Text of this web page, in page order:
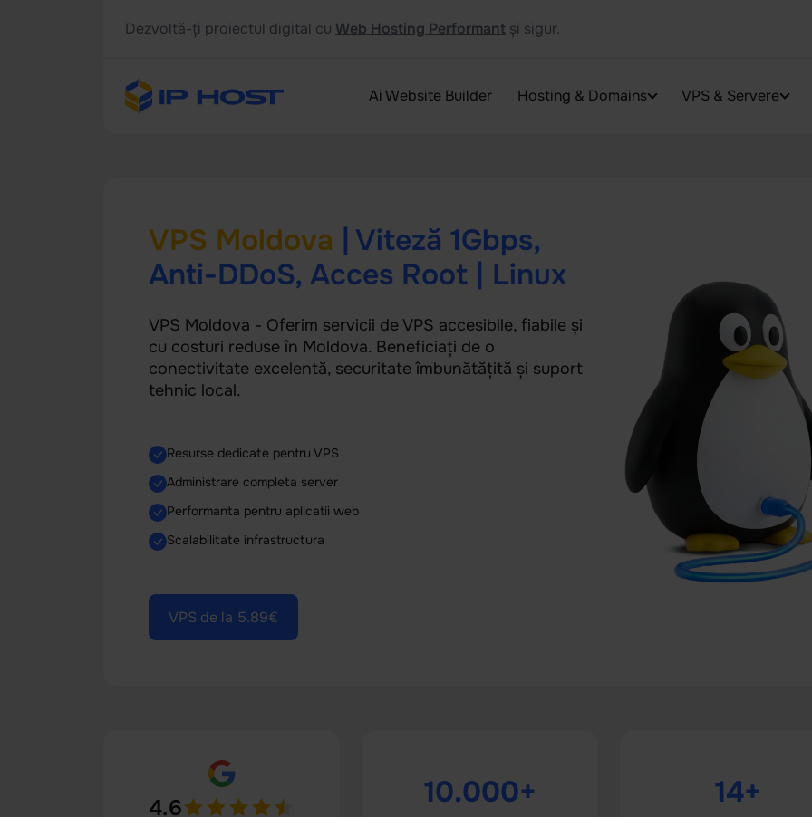
Dezvoltă-ți proiectul digital cu Web Hosting Performant și sigur.
Ai Website Builder Hosting & Domains VPS & Servere
VPS Moldova | Viteză 1Gbps,
Anti-DDoS, Acces Root | Linux
VPS Moldova - Oferim servicii de VPS accesibile, fiabile și
cu costuri reduse în Moldova. Beneficiați de o
conectivitate excelentă, securitate îmbunătățită și suport
tehnic local.
Resurse dedicate pentru VPS
Administrare completa server
Performanta pentru aplicatii web
Scalabilitate infrastructura
VPS de la 5.89€
4.6 10.000+ 14+